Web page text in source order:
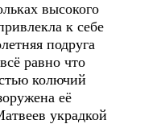
высокого
к себе
подруга
равно что
колючий
её
украдкой